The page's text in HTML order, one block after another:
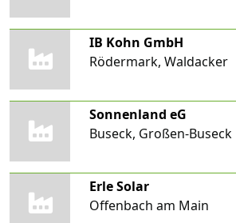
IB Kohn GmbH
Rödermark, Waldacker
Sonnenland eG
Buseck, Großen-Buseck
Erle Solar
Offenbach am Main